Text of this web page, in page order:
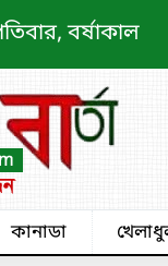
বর্ষাকাল
কানাডা